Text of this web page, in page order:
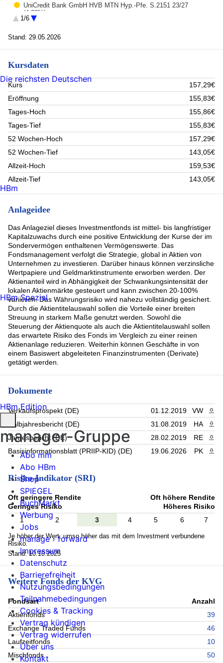
UniCredit Bank GmbH HVB MTN Hyp.-Pfe. S.2151 23/27
(4.28%)
Kreditanst.f.Wiederaufbau MTN 19/27 (4.17%)
LfA Foerderbank Bayern IHS R.1224 23/27 (1.7%)
Cisco Systems Inc. Reg.Shares (1%)
Novartis AG Namens-Aktien (0.97%)
Rest (75.49%)
1/6
Stand: 29.05.2026
Kursdaten
Kurs
157,29€
Eröffnung
155,83€
Tages-Hoch
155,86€
Tages-Tief
155,83€
52 Wochen-Hoch
157,29€
52 Wochen-Tief
143,05€
Allzeit-Hoch
159,53€
Allzeit-Tief
143,05€
Anlageidee
Das Anlageziel dieses Investmentfonds ist mittel- bis langfristiger
Kapitalzuwachs durch eine positive Entwicklung der Kurse der im
Sondervermögen enthaltenen Vermögenswerte. Das
Fondsmanagement verfolgt die Strategie, global in Aktien von
Unternehmen zu investieren. Darüber hinaus können verzinsliche
Wertpapiere und Geldmarktinstrumente erworben werden. Der
Aktienanteil wird in Abhängigkeit der Schwankungsintensität der
lokalen Aktienmärkte gesteuert und kann zwischen 20-100%
variieren. Das Währungsrisiko wird nahezu vollständig gesichert.
Durch die Aktientitelauswahl sollen die Vorteile einer breiten
Streuung in starkem Maße genutzt werden. Sowohl die
Steuerung der Aktienquote als auch die Aktientitelauswahl sollen
das erwartete Risiko des Fonds im Vergleich zu einer reinen
Aktienanlage reduzieren. Weiterhin können Geschäfte in von
einem Basiswert abgeleiteten Finanzinstrumenten (Derivate)
getätigt werden.
Dokumente
Verkaufsprospekt (DE) 01.12.2019 VW
Halbjahresbericht (DE)
31.08.2019 HA
Jahresbericht (DE)
28.02.2019 RE
Basisinformationsblatt (PRIIP-KID) (DE)
19.06.2026 PK
Risiko-Indikator (SRI)
Oft geringere Rendite
Geringes Risiko
Oft höhere Rendite
Höheres Risiko
1
2 3 4 5 6 7
Je höher der Wert, umso höher das mit dem Investment verbundene
Risiko.
Stand: 10.10.2025
Weitere Fonds der KVG
Fondsart
Anzahl
Aktienfonds
39
Exchange Traded Funds
46
Laufzeitfonds
10
Mischfonds
50
Die reichsten Deutschen
HBm
HBm Spezial
HBm Edition
manager-Gruppe
Abo mm
Abo HBm
Shop
SPIEGEL
BuchMarkt
Werbung
Jobs
manage › forward
Impressum
Datenschutz
Barrierefreiheit
Nutzungsbedingungen
Teilnahmebedingungen
Cookies & Tracking
Vertrag kündigen
Vertrag widerrufen
Über uns
Kontakt